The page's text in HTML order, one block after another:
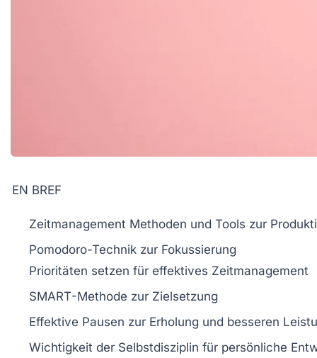
EN BREF
Zeitmanagement Methoden und Tools zur
Pomodoro-Technik zur Fokussierung
Prioritäten setzen für effektives Zeitmanagement
SMART-Methode zur Zielsetzung
Effektive Pausen zur Erholung und besseren
Wichtigkeit der Selbstdisziplin für persönliche